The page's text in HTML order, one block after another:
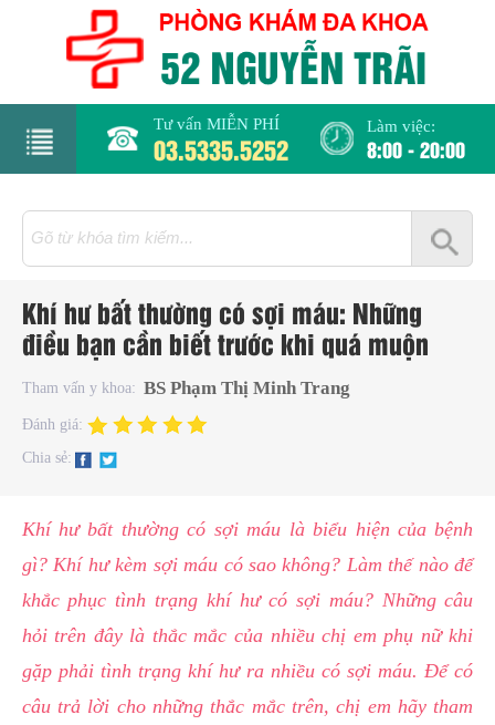
Tư vấn MIỄN PHÍ
03.5335.5252
Làm việc:
8:00 - 20:00
Khí hư bất thường có sợi máu: Những
điều bạn cần biết trước khi quá muộn
Tham vấn y khoa: BS Phạm Thị Minh Trang
Đánh giá:
Chia sẻ:
Khí hư bất thường có sợi máu là biểu hiện của bệnh
gì? Khí hư kèm sợi máu có sao không? Làm thế nào để
khắc phục tình trạng khí hư có sợi máu? Những câu
hỏi trên đây là thắc mắc của nhiều chị em phụ nữ khi
gặp phải tình trạng khí hư ra nhiều có sợi máu. Để có
câu trả lời cho những thắc mắc trên, chị em hãy tham